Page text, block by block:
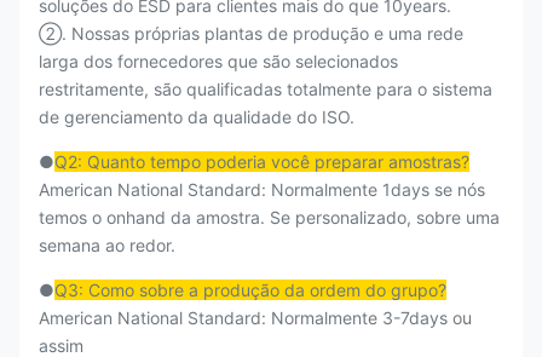
soluções do ESD para clientes mais do que 10years.
②. Nossas próprias plantas de produção e uma rede
larga dos fornecedores que são selecionados
restritamente, são qualificadas totalmente para o sistema
de gerenciamento da qualidade do ISO.
●Q2: Quanto tempo poderia você preparar amostras?
American National Standard: Normalmente 1days se nós
temos o onhand da amostra. Se personalizado, sobre uma
semana ao redor.
●Q3: Como sobre a produção da ordem do grupo?
American National Standard: Normalmente 3-7days ou
assim